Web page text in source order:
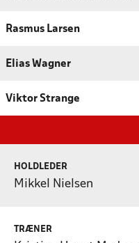
Rasmus Larsen
Elias Wagner
Viktor Strange
HOLDLEDER
Mikkel Nielsen
TRÆNER